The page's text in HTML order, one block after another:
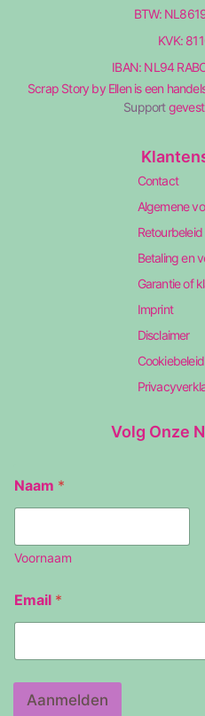
BTW:
KVK:
IBAN: NL94
Scrap Story by Ellen is een
Support
Contact
Algemene
Retourbeleid
Betaling en
Garantie of
Imprint
Disclaimer
Cookiebeleid
Volg Onze
m
a
l
N
a
m
Naam *
Voornaam
Email *
Aanmelden